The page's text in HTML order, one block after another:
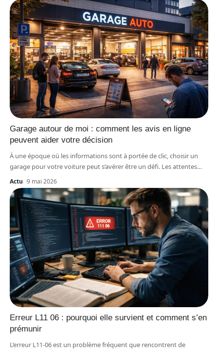
Garage autour de moi : comment les avis en ligne
peuvent aider votre décision
À une époque où les informations sont à portée de clic, choisir un
garage pour votre voiture peut s’avérer être un défi. Les attentes…
Actu 9 mai 2026
Erreur L11 06 : pourquoi elle survient et comment s’en
prémunir
L’erreur L11-06 est un problème fréquent que rencontrent de